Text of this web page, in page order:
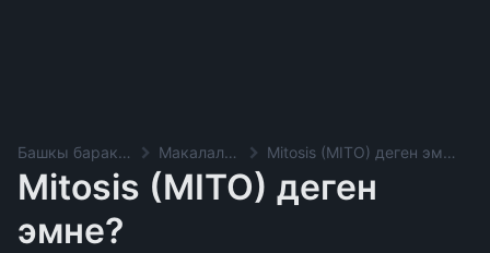
Башкы баракча Макалалар Mitosis (MITO) деген эмне?
Mitosis (MITO) деген
эмне?